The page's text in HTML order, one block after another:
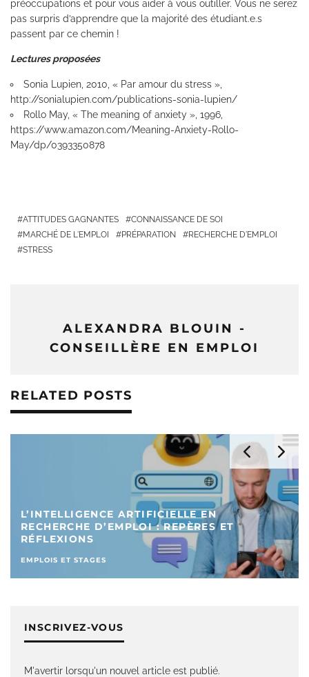
préoccupations et pour vous aider à vous outiller. Vous ne serez
pas surpris d’apprendre que la majorité des étudiant.e.s
passent par ce chemin !
Lectures proposées
Sonia Lupien, 2010, « Par amour du stress »,
http://sonialupien.com/publications-sonia-lupien/
Rollo May, « The meaning of anxiety », 1996,
https://www.amazon.com/Meaning-Anxiety-Rollo-
May/dp/0393350878
ATTITUDES GAGNANTES
CONNAISSANCE DE SOI
MARCHÉ DE L'EMPLOI
PRÉPARATION
RECHERCHE D'EMPLOI
STRESS
ALEXANDRA BLOUIN -
CONSEILLÈRE EN EMPLOI
RELATED POSTS
L’INTELLIGENCE ARTIFICIELLE EN
RECHERCHE D’EMPLOI : REPÈRES ET
RÉFLEXIONS
EMPLOIS ET STAGES
INSCRIVEZ-VOUS
M'avertir lorsqu'un nouvel article est publié.